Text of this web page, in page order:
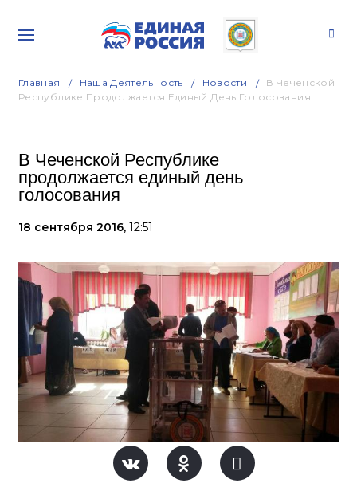
Главная Наша Деятельность Новости
В Чеченской
Республике Продолжается Единый День Голосования
В Чеченской Республике
продолжается единый день
голосования
18 сентября 2016, 12:51